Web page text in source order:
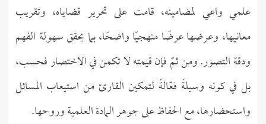
علمي واعي لمضامينه، قامت على تحرير قضاياه، وتقريب
معانيها، وعرضها عرضًا منهجيًا واضحًا، بما يحقق سهولة الفهم
ودقة التصور. ومن ثمّ فإن قيمته لا تكمن في الاختصار فحسب،
بل في كونه وسيلةً فعّالةً لتمكين القارئ من استيعاب المسائل
واستحضارها، مع الحفاظ على جوهر المادة العلمية وروحها.